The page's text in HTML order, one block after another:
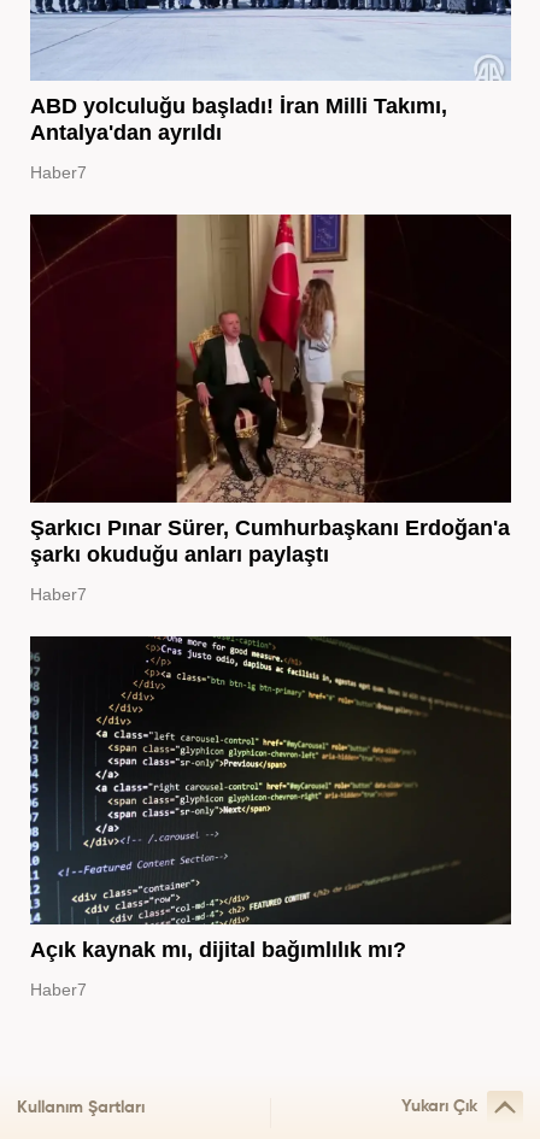
ABD yolculuğu başladı! İran Milli Takımı,
Antalya'dan ayrıldı
Haber7
Şarkıcı Pınar Sürer, Cumhurbaşkanı Erdoğan'a
şarkı okuduğu anları paylaştı
Haber7
Açık kaynak mı, dijital bağımlılık mı?
Haber7
Kullanım Şartları Yukarı Çık